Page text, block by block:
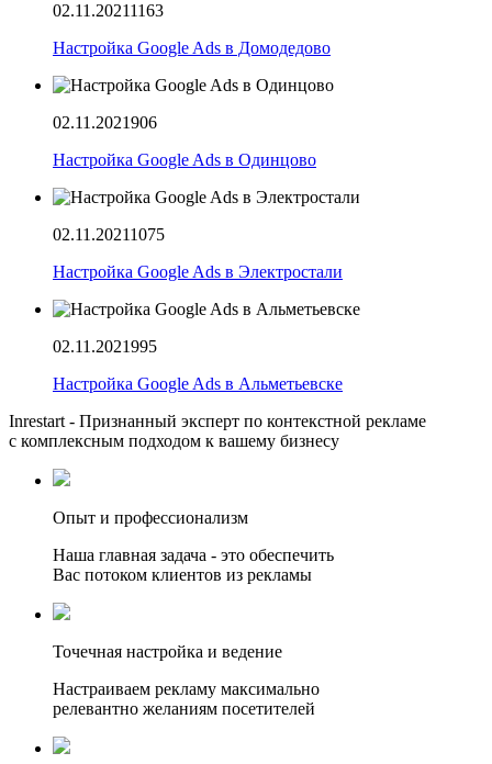
02.11.20211163
Настройка Google Ads в Домодедово
02.11.2021906
Настройка Google Ads в Одинцово
02.11.20211075
Настройка Google Ads в Электростали
02.11.2021995
Настройка Google Ads в Альметьевске
Inrestart - Признанный эксперт по контекстной рекламе
с комплексным подходом к вашему бизнесу
Опыт и профессионализм
Наша главная задача - это обеспечить
Вас потоком клиентов из рекламы
Точечная настройка и ведение
Настраиваем рекламу максимально
релевантно желаниям посетителей